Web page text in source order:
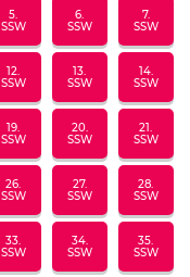
5.
SSW
6.
SSW
7.
SSW
12.
SSW
13.
SSW
14.
SSW
19.
SSW
20.
SSW
21.
SSW
26.
SSW
27.
SSW
28.
SSW
33.
SSW
34.
SSW
35.
SSW